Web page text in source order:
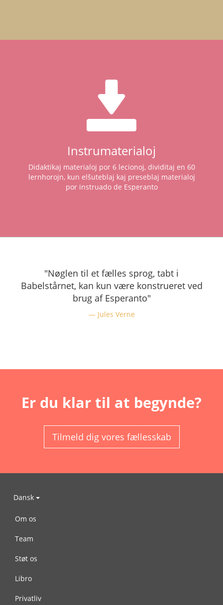
Instrumaterialoj
Didaktikaj materialoj por 6 lecionoj, dividitaj en 60
lernhorojn, kun elŝuteblaj kaj preseblaj materialoj
por instruado de Esperanto
"Nøglen til et fælles sprog, tabt i
Babelstårnet, kan kun være konstrueret ved
brug af Esperanto"
Jules Verne
Er du klar til at begynde?
Tilmeld dig vores fællesskab
Dansk
Om os
Team
Støt os
Libro
Privatliv